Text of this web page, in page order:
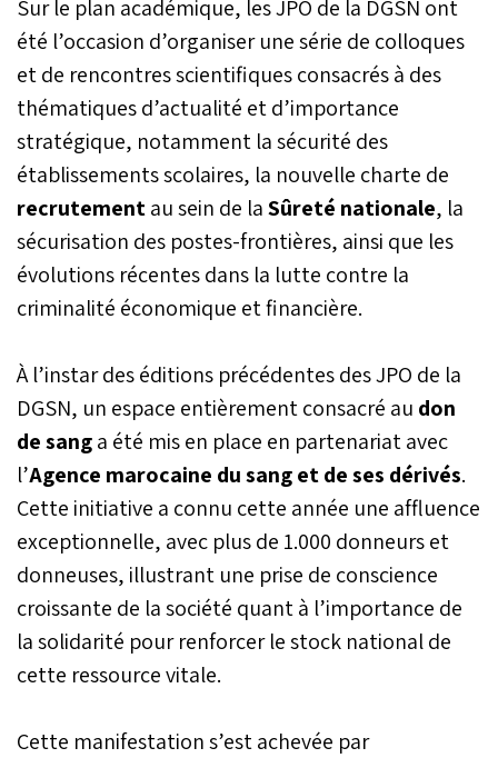
Sur le plan académique, les JPO de la DGSN ont
été l’occasion d’organiser une série de colloques
et de rencontres scientifiques consacrés à des
thématiques d’actualité et d’importance
stratégique, notamment la sécurité des
établissements scolaires, la nouvelle charte de
recrutementau sein de laSûreté nationale, la
sécurisation des postes-frontières, ainsi que les
évolutions récentes dans la lutte contre la
criminalité économique et financière.
À l’instar des éditions précédentes des JPO de la
DGSN, un espace entièrement consacré au don
de sanga été mis en place en partenariat avec
l’Agence marocaine du sang et de ses dérivés.
Cette initiative a connu cette année une affluence
exceptionnelle, avec plus de 1.000 donneurs et
donneuses, illustrant une prise de conscience
croissante de la société quant à l’importance de
la solidarité pour renforcer le stock national de
cette ressource vitale.
Cette manifestation s’est achevée par